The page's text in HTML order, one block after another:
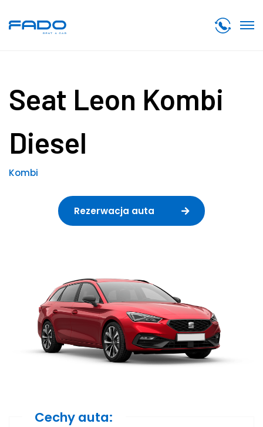
Seat Leon Kombi
Diesel
Kombi
Rezerwacja auta
Cechy auta: